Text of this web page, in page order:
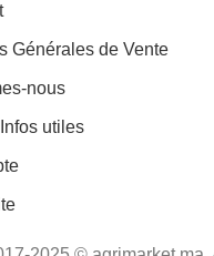
Générales de Vente
nous
utiles